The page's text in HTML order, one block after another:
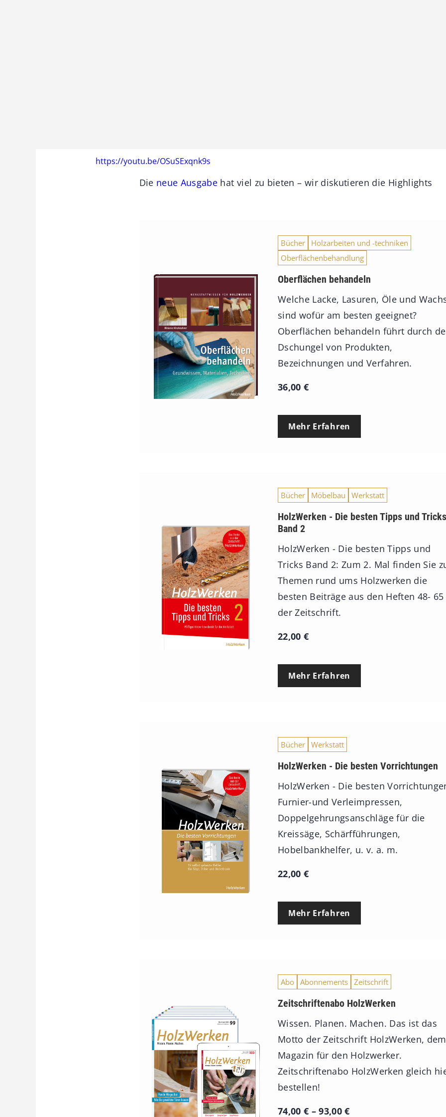
https://youtu.be/OSuSExqnk9s
Die neue Ausgabe hat viel zu bieten – wir diskutieren die Highlights
Bücher
Holzarbeiten und -techniken
Oberflächenbehandlung
Oberflächen behandeln
Welche Lacke, Lasuren, Öle und
sind wofür am besten geeignet?
Oberflächen behandeln führt durch
Dschungel von Produkten,
Bezeichnungen und Verfahren.
36,00 €
Mehr Erfahren
Bücher Möbelbau Werkstatt
HolzWerken - Die besten Tipps und Tricks
Band 2
HolzWerken - Die besten Tipps und
Tricks Band 2: Zum 2. Mal finden Sie
Themen rund ums Holzwerken die
besten Beiträge aus den Heften 48- 65
der Zeitschrift.
22,00 €
Mehr Erfahren
Bücher Werkstatt
HolzWerken - Die besten Vorrichtungen
HolzWerken - Die besten
Furnier-und Verleimpressen,
Doppelgehrungsanschläge für die
Kreissäge, Schärfführungen,
Hobelbankhelfer, u. v. a. m.
22,00 €
Mehr Erfahren
Abo Abonnements Zeitschrift
Zeitschriftenabo HolzWerken
Wissen. Planen. Machen. Das ist das
Motto der Zeitschrift HolzWerken, dem
Magazin für den Holzwerker.
Zeitschriftenabo HolzWerken gleich
bestellen!
74,00 € –93,00€P